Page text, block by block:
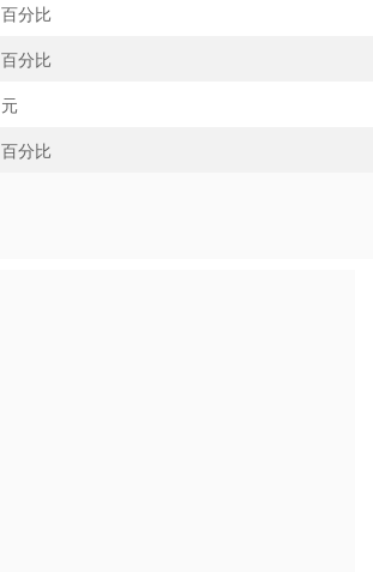
百分比
百分比
元
百分比